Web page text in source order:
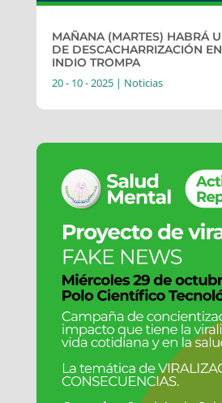
MAÑANA (MARTES) HABRÁ
DE DESCACHARRIZACIÓN
INDIO TROMPA
20 - 10 - 2025| Noticias